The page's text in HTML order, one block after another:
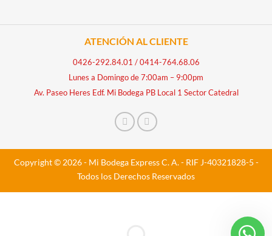
ATENCIÓN AL CLIENTE
0426-292.84.01 /0414-764.68.06
Lunes a Domingo de 7:00am – 9:00pm
Av. Paseo Heres Edf. Mi Bodega PB Local 1 Sector Catedral
Copyright © 2026 - Mi Bodega Express C. A. - RIF J-40321828-5 -
Todos los Derechos Reservados